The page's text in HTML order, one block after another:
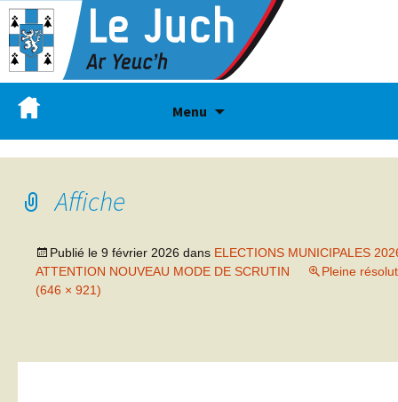
Menu
Affiche
Publié le 9 février 2026 dans ELECTIONS MUNICIPALES
ATTENTION NOUVEAU MODE DE SCRUTIN
Pleine
(646 × 921)